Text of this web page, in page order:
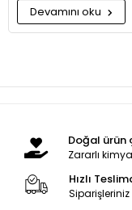
Devamını oku
Doğal ürün
Zararlı
Hızlı
Siparişleriniz